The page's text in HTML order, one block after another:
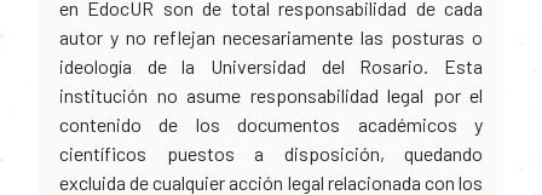
en EdocUR son de total responsabilidad de cada
autor y no reflejan necesariamente las posturas o
ideología de la Universidad del Rosario. Esta
institución no asume responsabilidad legal por el
contenido de los documentos académicos y
científicos puestos a disposición, quedando
excluida de cualquier acción legal relacionada con los